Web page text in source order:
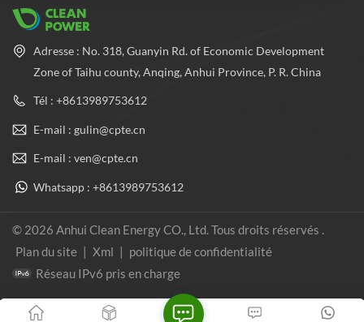
Adresse : No. 318, Guanyin Rd. of Economic Development
Zone of Taihu county, Anqing, Anhui Province, P. R. China
Tél : +8613989753612
E-mail : gulin@cpte.cn
E-mail : ven@cpte.cn
Whatsapp : +8613989753612
© 2026 Anhui Clean Energy CO., Ltd. Tous droits réservés .
Plan du site
Xml
politique de confidentialité
Réseau IPv6 pris en charge